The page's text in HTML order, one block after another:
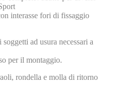
interasse fori di fissaggio
ad usura necessari a
per il montaggio.
rondella e molla di ritorno